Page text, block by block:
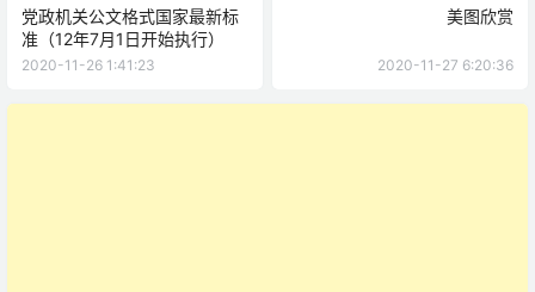
党政机关公文格式国家最新标
准（12年7月1日开始执行）
2020-11-26 1:41:23
美图欣赏
2020-11-27 6:20:36